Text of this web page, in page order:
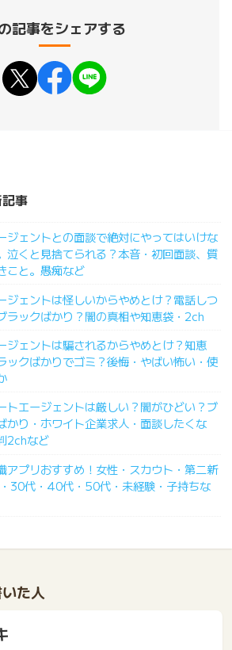
記事をシェアする
事
ジェントとの面談で絶対にやってはいけな
泣くと見捨てられる？本音・初回面談、質
こと。愚痴など
ジェントは怪しいからやめとけ？電話しつ
ラックばかり？闇の真相や知恵袋・2ch
ジェントは騙されるからやめとけ？知恵
ックばかりでゴミ？後悔・やばい怖い・使
トエージェントは厳しい？闇がひどい？ブ
かり・ホワイト企業求人・面談したくな
2chなど
アプリおすすめ！女性・スカウト・第二新
30代・40代・50代・未経験・子持ちな
た人